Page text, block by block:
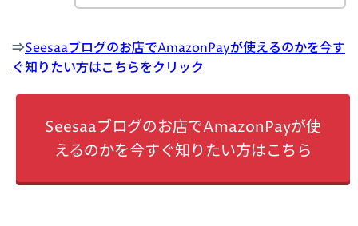
⇒Seesaaブログのお店でAmazonPayが使えるのかを今す
ぐ知りたい方はこちらをクリック
Seesaaブログのお店でAmazonPayが使
えるのかを今すぐ知りたい方はこちら